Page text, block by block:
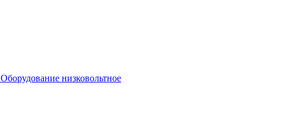
Оборудование низковольтное